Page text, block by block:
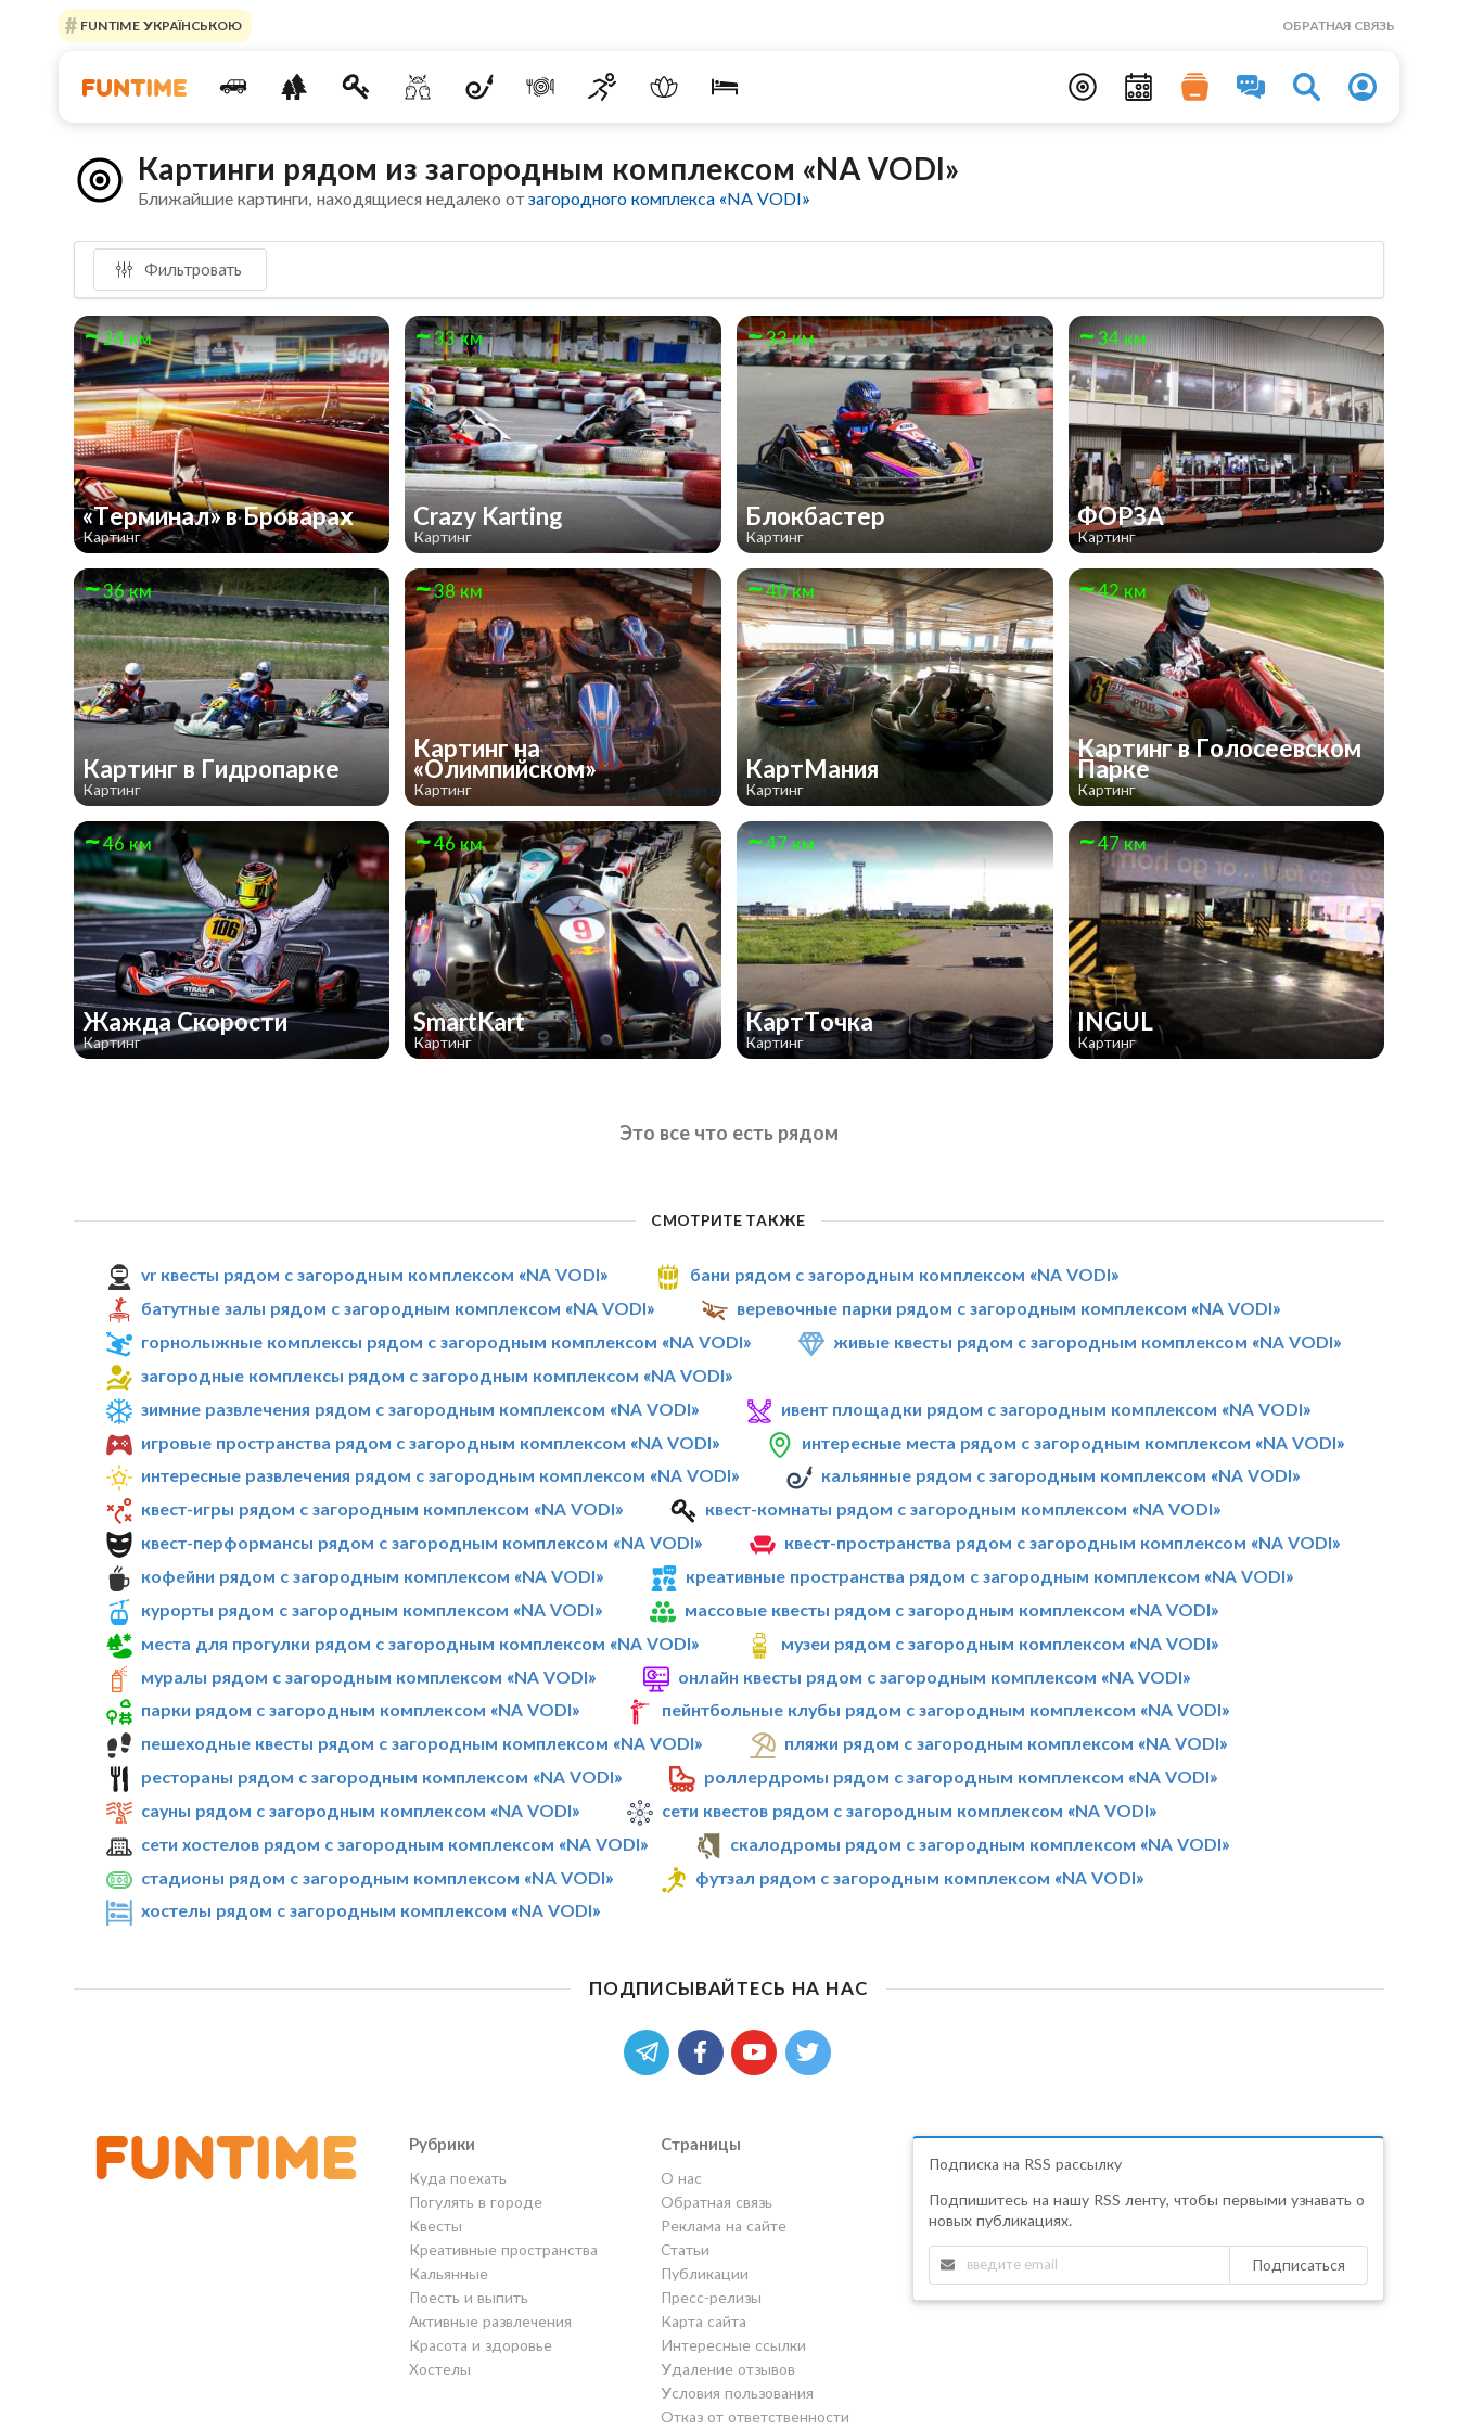
FUNTIME УКРАЇНСЬКОЮ ОБРАТНАЯ СВЯЗЬ
Картинги рядом из загородным комплексом «NA VODI»
Ближайшие картинги, находящиеся недалеко отзагородного комплекса «NA VODI»
Фильтровать
24 км
«Терминал» в Броварах
Картинг
33 км
Crazy Karting
Картинг
33 км
Блокбастер
Картинг
34 км
ФОРЗА
Картинг
36 км
Картинг в Гидропарке
Картинг
38 км
Картинг на
«Олимпийском»
Картинг
40 км
КартМания
Картинг
42 км
Картинг в Голосеевском
Парке
Картинг
46 км
Жажда Скорости
Картинг
46 км
SmartKart
Картинг
47 км
КартТочка
Картинг
47 км
INGUL
Картинг
Это все что есть рядом
СМОТРИТЕ ТАКЖЕ
vr квесты рядом с загородным комплексом «NA VODI»
бани рядом с загородным комплексом «NA VODI»
батутные залы рядом с загородным комплексом «NA VODI»
веревочные парки рядом с загородным комплексом «NA VODI»
горнолыжные комплексы рядом с загородным комплексом «NA VODI»
живые квесты рядом с загородным комплексом «NA VODI»
загородные комплексы рядом с загородным комплексом «NA VODI»
зимние развлечения рядом с загородным комплексом «NA VODI»
ивент площадки рядом с загородным комплексом «NA VODI»
игровые пространства рядом с загородным комплексом «NA VODI»
интересные места рядом с загородным комплексом «NA VODI»
интересные развлечения рядом с загородным комплексом «NA VODI»
кальянные рядом с загородным комплексом «NA VODI»
квест-игры рядом с загородным комплексом «NA VODI»
квест-комнаты рядом с загородным комплексом «NA VODI»
квест-перформансы рядом с загородным комплексом «NA VODI»
квест-пространства рядом с загородным комплексом «NA VODI»
кофейни рядом с загородным комплексом «NA VODI»
креативные пространства рядом с загородным комплексом «NA VODI»
курорты рядом с загородным комплексом «NA VODI»
массовые квесты рядом с загородным комплексом «NA VODI»
места для прогулки рядом с загородным комплексом «NA VODI»
музеи рядом с загородным комплексом «NA VODI»
муралы рядом с загородным комплексом «NA VODI»
онлайн квесты рядом с загородным комплексом «NA VODI»
парки рядом с загородным комплексом «NA VODI»
пейнтбольные клубы рядом с загородным комплексом «NA VODI»
пешеходные квесты рядом с загородным комплексом «NA VODI»
пляжи рядом с загородным комплексом «NA VODI»
рестораны рядом с загородным комплексом «NA VODI»
роллердромы рядом с загородным комплексом «NA VODI»
сауны рядом с загородным комплексом «NA VODI»
сети квестов рядом с загородным комплексом «NA VODI»
сети хостелов рядом с загородным комплексом «NA VODI»
скалодромы рядом с загородным комплексом «NA VODI»
стадионы рядом с загородным комплексом «NA VODI»
футзал рядом с загородным комплексом «NA VODI»
хостелы рядом с загородным комплексом «NA VODI»
ПОДПИСЫВАЙТЕСЬ НА НАС
Рубрики
Куда поехать
Погулять в городе
Квесты
Креативные пространства
Кальянные
Поесть и выпить
Активные развлечения
Красота и здоровье
Хостелы
Страницы
О нас
Обратная связь
Реклама на сайте
Статьи
Публикации
Пресс-релизы
Карта сайта
Интересные ссылки
Удаление отзывов
Условия пользования
Отказ от ответственности
Подписка на RSS рассылку
Подпишитесь на нашу RSS ленту, чтобы первыми узнавать о
новых публикациях.
Подписаться